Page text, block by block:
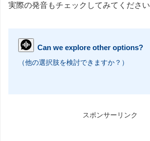
実際の発音もチェックしてみてください
Can we explore other options?
（他の選択肢を検討できますか？）
スポンサーリンク